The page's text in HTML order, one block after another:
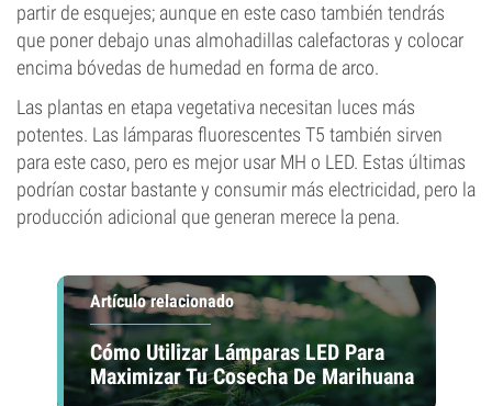
partir de esquejes; aunque en este caso también tendrás
que poner debajo unas almohadillas calefactoras y colocar
encima bóvedas de humedad en forma de arco.
Las plantas en etapa vegetativa necesitan luces más
potentes. Las lámparas fluorescentes T5 también sirven
para este caso, pero es mejor usar MH o LED. Estas últimas
podrían costar bastante y consumir más electricidad, pero la
producción adicional que generan merece la pena.
Artículo relacionado
Cómo Utilizar Lámparas LED Para
Maximizar Tu Cosecha De Marihuana